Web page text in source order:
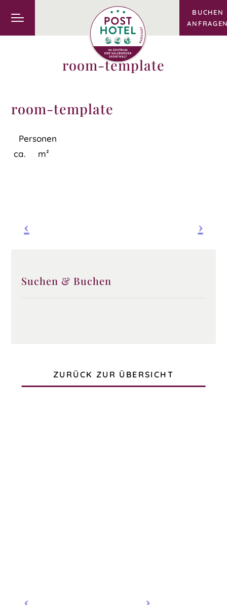
BUCHEN
room-template
room-template
Personen
ca.
m²
Previous
Suchen & Buchen
ZURÜCK ZUR ÜBERSICHT